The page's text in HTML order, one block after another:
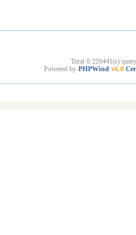
Total 0.220441(s)
Powered by PHPWind v6.0